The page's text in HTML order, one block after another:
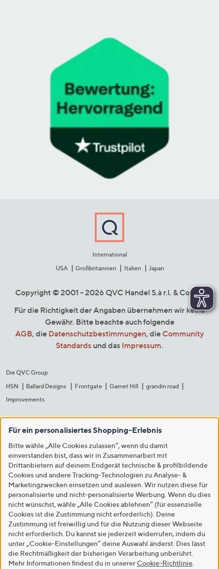
International
USA
Großbritannien Italien Japan
Copyright © 2001 - 2026 QVC Handel S.à r.l. & Co. KG
Für die Richtigkeit der Angaben übernehmen wir keine
Gewähr. Bitte beachte auch folgende
AGB, die Datenschutzbestimmungen, die Community
Standards und das Impressum.
Die QVC Group
HSN
Ballard Designs Frontgate Garnet Hill
grandin road
Improvements
Für ein personalisiertes Shopping-Erlebnis
Bitte wähle „Alle Cookies zulassen“, wenn du damit
einverstanden bist, dass wir in Zusammenarbeit mit
Drittanbietern auf deinem Endgerät technische & profilbildende
Cookies und andere Tracking-Technologien zu Analyse- &
Marketingzwecken einsetzen und auslesen. Wir nutzen diese für
personalisierte und nicht-personalisierte Werbung. Wenn du dies
nicht wünschst, wähle „Alle Cookies ablehnen“ (für essenzielle
Cookies ist die Zustimmung nicht erforderlich). Deine
Zustimmung ist freiwillig und für die Nutzung dieser Webseite
nicht erforderlich. Du kannst sie jederzeit widerrufen, indem du
unter „Cookie-Einstellungen“ deine Auswahl änderst. Dies lässt
die Rechtmäßigkeit der bisherigen Verarbeitung unberührt.
Mehr Informationen findest du in unserer Cookie-Richtlinie